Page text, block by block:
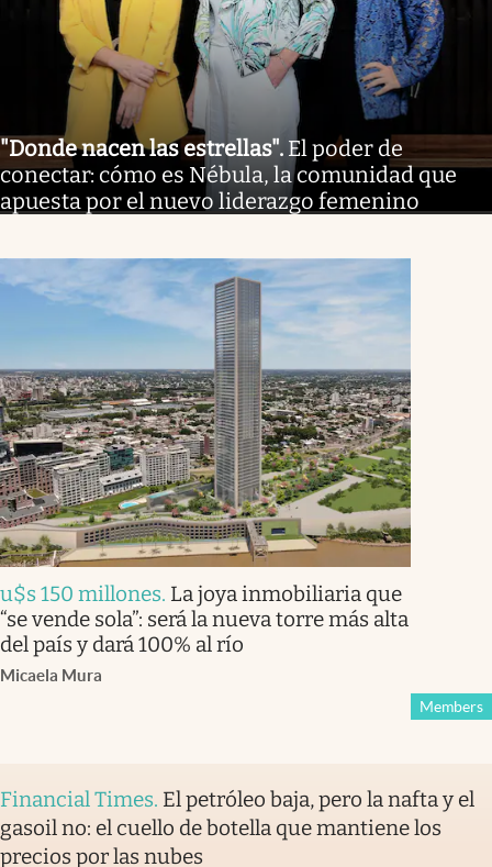
"Donde nacen las estrellas". El poder de
conectar: cómo es Nébula, la comunidad que
apuesta por el nuevo liderazgo femenino
u$s 150 millones. La joya inmobiliaria que
“se vende sola”: será la nueva torre más alta
del país y dará 100% al río
Micaela Mura
Members
Financial Times. El petróleo baja, pero la nafta y el
gasoil no: el cuello de botella que mantiene los
precios por las nubes